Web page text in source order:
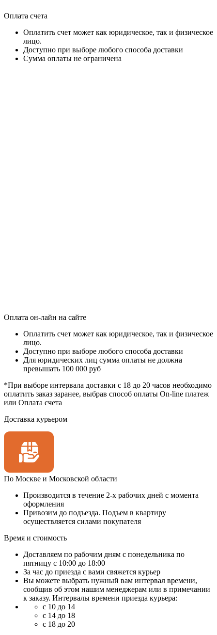
Оплата счета
Оплатить счет может как юридическое, так и физическое
лицо.
Доступно при выборе любого способа доставки
Сумма оплаты не ограничена
Оплата он‑лайн на сайте
Оплатить счет может как юридическое, так и физическое
лицо.
Доступно при выборе любого способа доставки
Для юридических лиц сумма оплаты не должна
превышать 100 000 руб
*При выборе интервала доставки с 18 до 20 часов необходимо
оплатить заказ заранее, выбрав способ оплаты On-line платеж
или Оплата счета
Доставка курьером
По Москве и Московской области
Производится в течение 2-х рабочих дней с момента
оформления
Привозим до подъезда. Подъем в квартиру
осуществляется силами покупателя
Время и стоимость
Доставляем по рабочим дням с понедельника по
пятницу с 10:00 до 18:00
За час до приезда с вами свяжется курьер
Вы можете выбрать нужный вам интервал времени,
сообщив об этом нашим менеджерам или в примечании
к заказу. Интервалы времени приезда курьера:
с 10 до 14
с 14 до 18
с 18 до 20